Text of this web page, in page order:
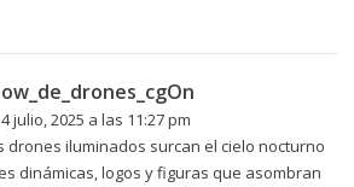
4 julio, 2025 a las 11:27 pm
drones iluminados surcan el cielo nocturno
dinámicas, logos y figuras que asombran